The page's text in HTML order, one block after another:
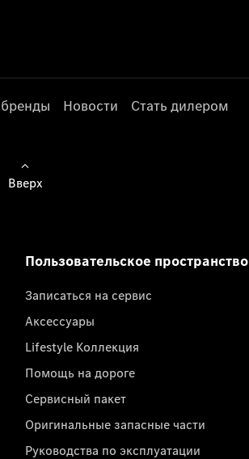
Новости Стать дилером
Вверх
Пользовательское пространство
Записаться на сервис
Аксессуары
Lifestyle Коллекция
Помощь на дороге
Сервисный пакет
Оригинальные запасные части
Руководства по эксплуатации